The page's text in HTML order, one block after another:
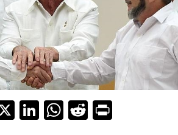
X Li W R